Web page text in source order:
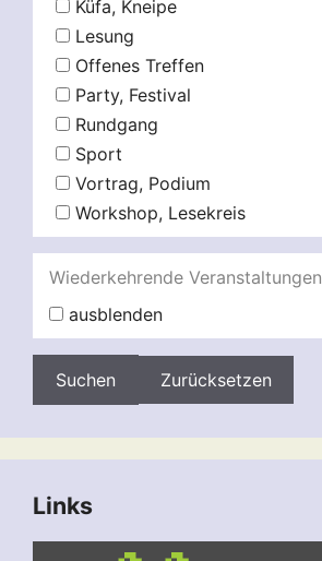
Küfa, Kneipe
Lesung
Offenes Treffen
Party, Festival
Rundgang
Sport
Vortrag, Podium
Workshop, Lesekreis
Wiederkehrende Veranstaltungen
ausblenden
Zurücksetzen
Links